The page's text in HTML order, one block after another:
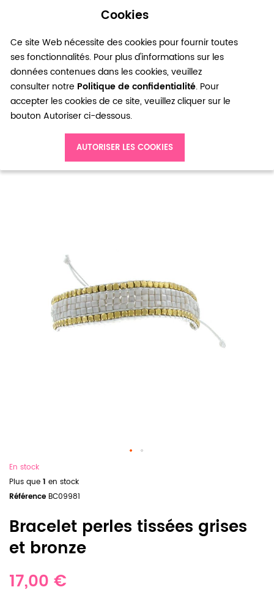
Cookies
Ce site Web nécessite des cookies pour fournir toutes
ses fonctionnalités. Pour plus d'informations sur les
données contenues dans les cookies, veuillez
consulter notre Politique de confidentialité. Pour
accepter les cookies de ce site, veuillez cliquer sur le
bouton Autoriser ci-dessous.
AUTORISER LES COOKIES
0
Bracelet perles tissées grises et bronze
En stock
Plus que 1 en stock
Référence BC09981
Bracelet perles tissées grises
et bronze
17,00 €